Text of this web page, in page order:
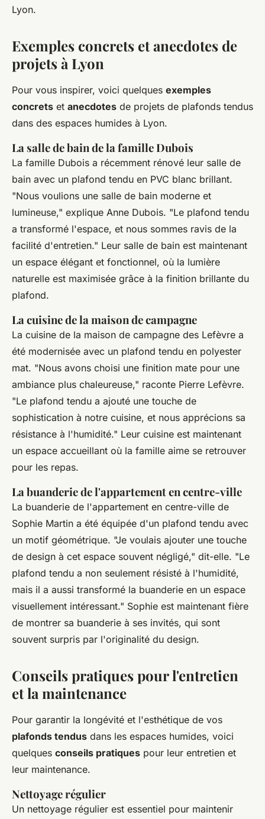
Lyon.
Exemples concrets et anecdotes de
projets à Lyon
Pour vous inspirer, voici quelques exemples
concrets et anecdotes de projets de plafonds tendus
dans des espaces humides à Lyon.
La salle de bain de la famille Dubois
La famille Dubois a récemment rénové leur salle de
bain avec un plafond tendu en PVC blanc brillant.
"Nous voulions une salle de bain moderne et
lumineuse," explique Anne Dubois. "Le plafond tendu
a transformé l'espace, et nous sommes ravis de la
facilité d'entretien." Leur salle de bain est maintenant
un espace élégant et fonctionnel, où la lumière
naturelle est maximisée grâce à la finition brillante du
plafond.
La cuisine de la maison de campagne
La cuisine de la maison de campagne des Lefèvre a
été modernisée avec un plafond tendu en polyester
mat. "Nous avons choisi une finition mate pour une
ambiance plus chaleureuse," raconte Pierre Lefèvre.
"Le plafond tendu a ajouté une touche de
sophistication à notre cuisine, et nous apprécions sa
résistance à l'humidité." Leur cuisine est maintenant
un espace accueillant où la famille aime se retrouver
pour les repas.
La buanderie de l'appartement en centre-ville
La buanderie de l'appartement en centre-ville de
Sophie Martin a été équipée d'un plafond tendu avec
un motif géométrique. "Je voulais ajouter une touche
de design à cet espace souvent négligé," dit-elle. "Le
plafond tendu a non seulement résisté à l'humidité,
mais il a aussi transformé la buanderie en un espace
visuellement intéressant." Sophie est maintenant fière
de montrer sa buanderie à ses invités, qui sont
souvent surpris par l'originalité du design.
Conseils pratiques pour l'entretien
et la maintenance
Pour garantir la longévité et l'esthétique de vos
plafonds tendus dans les espaces humides, voici
quelques conseils pratiques pour leur entretien et
leur maintenance.
Nettoyage régulier
Un nettoyage régulier est essentiel pour maintenir